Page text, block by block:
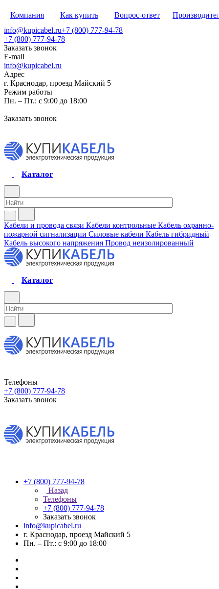
Компания Как купить Вопрос-ответ
info@kupicabel.ru+7 (800) 777-94-78
+7 (800) 777-94-78
Заказать звонок
E-mail
info@kupicabel.ru
Адрес
г. Краснодар, проезд Майский 5
Режим работы
Пн. – Пт.: с 9:00 до 18:00
Заказать звонок
Каталог
Кабели и провода связи Кабели контрольные Кабель охранно-
пожарной сигнализации Силовые кабели Кабель гибридный
Кабель высокого напряжения Провод неизолированный
Каталог
Телефоны
+7 (800) 777-94-78
Заказать звонок
+7 (800) 777-94-78
Назад
Телефоны
+7 (800) 777-94-78
Заказать звонок
info@kupicabel.ru
г. Краснодар, проезд Майский 5
Пн. – Пт.: с 9:00 до 18:00